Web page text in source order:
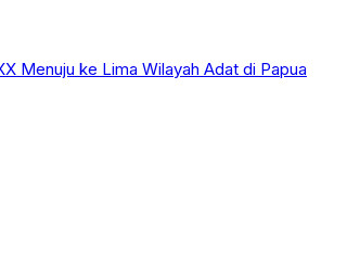
Menuju ke Lima Wilayah Adat di Papua